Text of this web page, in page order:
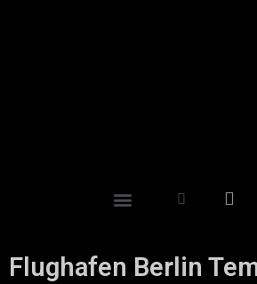
Flughafen Berlin